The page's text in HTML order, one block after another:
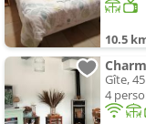
10.5
Gîte,
4